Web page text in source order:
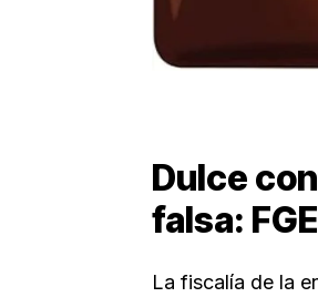
Dulce
falsa:
La fiscalía de la